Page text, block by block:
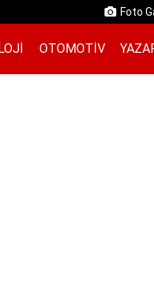
Foto
OTOMOTIV